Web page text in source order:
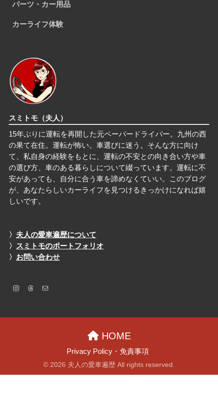
パーツ・カー用品
カーライフ体験
スミトモ（夫人）
15年ぶりに運転を再開した元ペーパードライバー。九州の西
の果て在住。運転が怖い。車選びに迷う。そんな方に向け
て、私自身の経験をもとに、運転の不安との向き合い方や車
の選び方、車のある暮らしについて綴っています。運転に不
安があっても、自分に合う車を諦めなくていい。このブログ
が、あなたらしいカーライフを見つけるきっかけになれば嬉
しいです。
〉 夫人の愛車遍歴について
〉
スミトモのポートフォリオ
〉 お問い合わせ
HOME
Privacy Policy・免責事項
© 2026 夫人の愛車遍歴 All rights reserved.